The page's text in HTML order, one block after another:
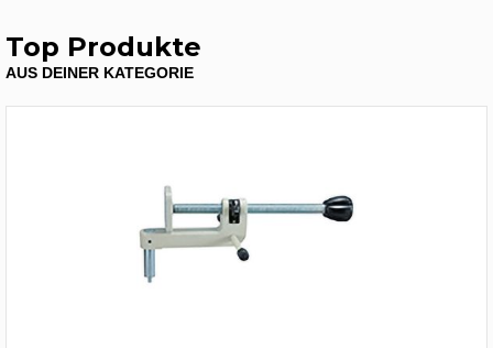
Top Produkte
AUS DEINER KATEGORIE